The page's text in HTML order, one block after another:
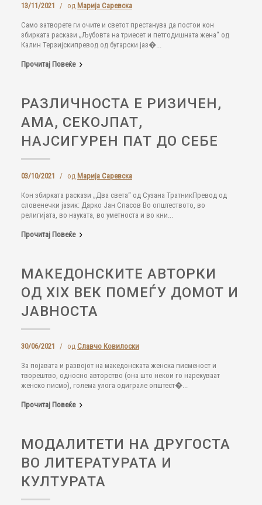
13/11/2021 / од Марија Саревска
Само затворете ги очите и светот престанува да постои кон
збирката раскази „Љубовта на триесет и петгодишната жена“ од
Калин Терзијскипревод од бугарски јаз�...
Прочитај Повеќе
РАЗЛИЧНОСТА Е РИЗИЧЕН,
АМА, СЕКОЈПАТ,
НАЈСИГУРЕН ПАТ ДО СЕБЕ
03/10/2021 / од Марија Саревска
Кон збирката раскази „Два света“ од Сузана ТратникПревод од
словенечки јазик: Дарко Јан Спасов Во општеството, во
религијата, во науката, во уметноста и во кни...
Прочитај Повеќе
МАКЕДОНСКИТЕ АВТОРКИ
ОД XIX ВЕК ПОМЕЃУ ДОМОТ И
ЈАВНОСТА
30/06/2021 / од Славчо Ковилоски
За појавата и развојот на македонската женска писменост и
творештво, односно авторство (она што некои го нарекуваат
женско писмо), голема улога одиг­рале општест�...
Прочитај Повеќе
МОДАЛИТЕТИ НА ДРУГОСТА
ВО ЛИТЕРАТУРАТА И
КУЛТУРАТА